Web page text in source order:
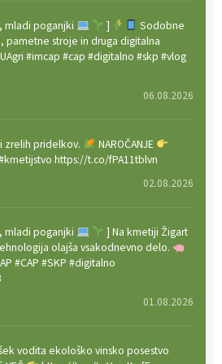
mladi poganjki ]
Sodobne
pametne stroje in druga digitalna
#imcap #cap #digitalno #skp #vlog
06.08.2026
zrelih pridelkov.
NAROČANJE
https://t.co/fPA11tblvn
02.08.2026
mladi poganjki
] Na kmetiji Žigart
olajša vsakodnevno delo.
#CAP #SKP #digitalno
01.08.2026
vodita ekološko vinsko posestvo